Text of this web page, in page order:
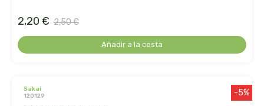
2,20 € 2,50 €
Añadir a la cesta
sakai
120129
-5%
liposhell